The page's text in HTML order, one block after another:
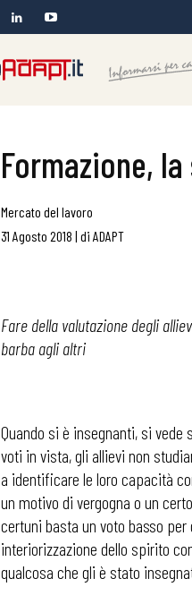
Formazione,
Mercato del lavoro
31 Agosto 2018 | di ADAPT
Fare della valutazione degli
barba agli altri
Quando si è insegnanti, si
voti in vista, gli allievi non
a identificare le loro capacità
un motivo di vergogna o un
certuni basta un voto basso
interiorizzazione dello spirito
qualcosa che gli è stato